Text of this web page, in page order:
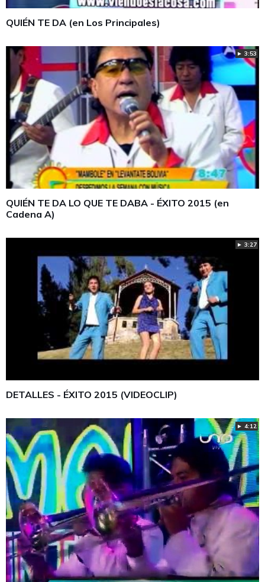
QUIÉN TE DA (en Los Principales)
► 3:53
QUIÉN TE DA LO QUE TE DABA - ÉXITO 2015 (en
Cadena A)
► 3:27
DETALLES - ÉXITO 2015 (VIDEOCLIP)
► 4:12